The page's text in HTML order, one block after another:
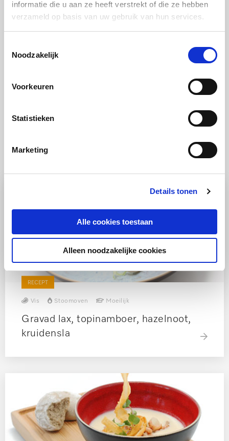
informatie die u aan ze heeft verstrekt of die ze hebben
verzameld op basis van uw gebruik van hun services.
Noodzakelijk
Voorkeuren
Statistieken
Marketing
Details tonen
Alle cookies toestaan
Alleen noodzakelijke cookies
Stort de potjes op een bord.
Stap 2:
Schenk de saus eromheen en garneer tot slot met
een takje aalbessen en het blaadje citroenmelisse.
Ook lekker
RECEPT
Vis Stoomoven Moeilijk
Gravad lax, topinamboer, hazelnoot,
kruidensla